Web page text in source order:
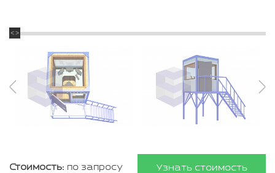
Стоимость: по запросу Узнать стоимость